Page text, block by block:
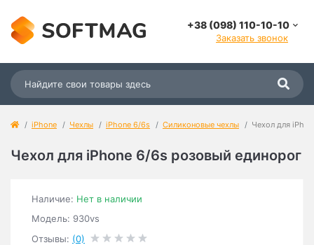
+38 (098) 110-10-10
Заказать звонок
iPhone Чехлы iPhone 6/6s Силиконовые чехлы Чехол для
Чехол для iPhone 6/6s розовый единорог
Наличие: Нет в наличии
Модель: 930vs
Отзывы: (0)